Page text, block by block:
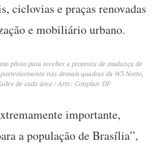
ciclovias e praças renovadas
e mobiliário urbano.
piloto para receber a proposta de mudança de
nas demais quadras da W3 Norte,
de cada área | Arte: Conplan-DF
importante,
a população de Brasília”,